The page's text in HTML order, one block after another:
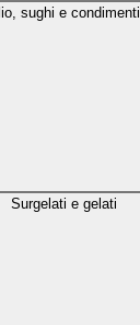
sughi e condimenti
Surgelati e gelati